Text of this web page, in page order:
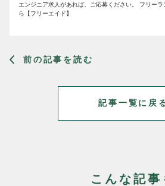
エンジニア求人があれば、ご応募ください。 フリー
ら【フリーエイド】
前の記事を読む
記事一覧に戻
こんな記事